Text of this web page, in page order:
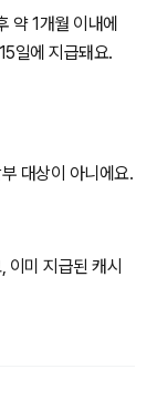
약 1개월 이내에
일에 지급돼요.
대상이 아니에요.
이미 지급된 캐시